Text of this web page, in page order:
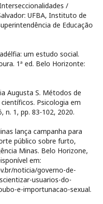
/
UFBA, Instituto de
de Educação
um estudo social.
1ª ed. Belo Horizonte:
Augusta S. Métodos de
Psicologia em
n. 1, pp. 83-102, 2020.
lança campanha para
público sobre furto,
Minas. Belo Horizone,
em:
noticia/governo-de-
usuarios-do-
e-importunacao-sexual.